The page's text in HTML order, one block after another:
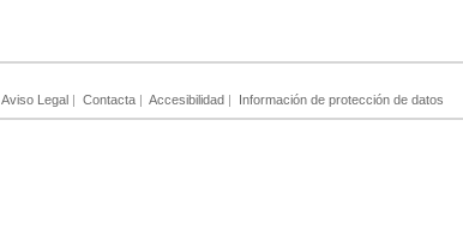
Aviso Legal | Contacta | Accesibilidad | Información de protección de datos